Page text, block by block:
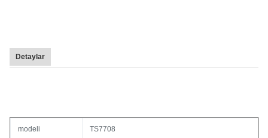
Detaylar
modeli TS7708